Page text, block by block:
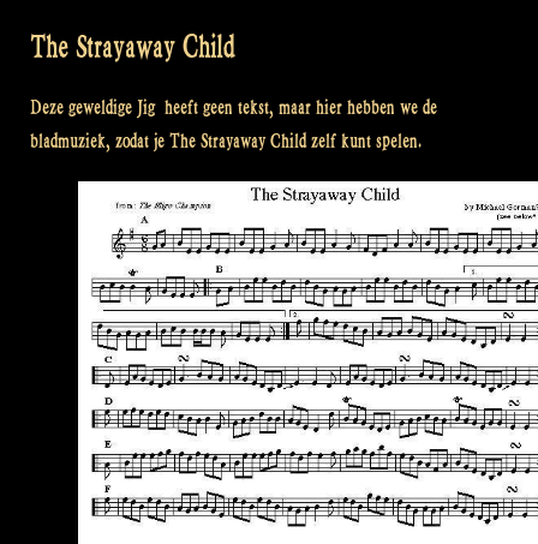
The Strayaway Child
Deze geweldige Jig heeft geen tekst, maar hier hebben we de
bladmuziek, zodat je The Strayaway Child zelf kunt spelen.